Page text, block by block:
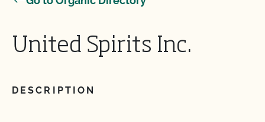
United Spirits Inc.
DESCRIPTION